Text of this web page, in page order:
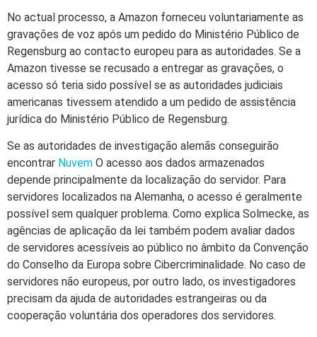
No actual processo, a Amazon forneceu voluntariamente as
gravações de voz após um pedido do Ministério Público de
Regensburg ao contacto europeu para as autoridades. Se a
Amazon tivesse se recusado a entregar as gravações, o
acesso só teria sido possível se as autoridades judiciais
americanas tivessem atendido a um pedido de assistência
jurídica do Ministério Público de Regensburg.
Se as autoridades de investigação alemãs conseguirão
encontrar Nuvem O acesso aos dados armazenados
depende principalmente da localização do servidor. Para
servidores localizados na Alemanha, o acesso é geralmente
possível sem qualquer problema. Como explica Solmecke, as
agências de aplicação da lei também podem avaliar dados
de servidores acessíveis ao público no âmbito da Convenção
do Conselho da Europa sobre Cibercriminalidade. No caso de
servidores não europeus, por outro lado, os investigadores
precisam da ajuda de autoridades estrangeiras ou da
cooperação voluntária dos operadores dos servidores.